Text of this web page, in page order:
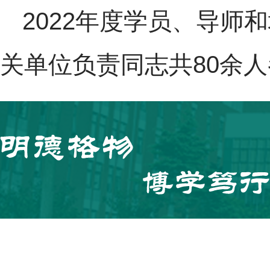
2022年度学员、导师
关单位负责同志共80余